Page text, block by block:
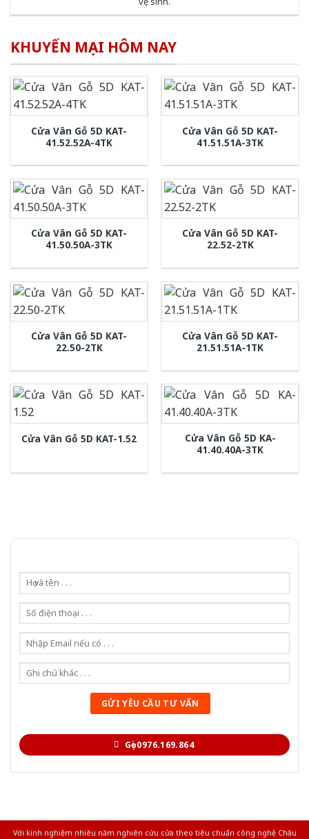
KHUYẾN MẠI HÔM NAY
Cửa Vân Gỗ 5D KAT-
41.52.52A-4TK
Cửa Vân Gỗ 5D KAT-
41.51.51A-3TK
Cửa Vân Gỗ 5D KAT-
41.50.50A-3TK
Cửa Vân Gỗ 5D KAT-
22.52-2TK
Cửa Vân Gỗ 5D KAT-
22.50-2TK
Cửa Vân Gỗ 5D KAT-
21.51.51A-1TK
Cửa Vân Gỗ 5D KAT-1.52
Cửa Vân Gỗ 5D KA-
41.40.40A-3TK
Gọi 0976.169.864
Với kinh nghiệm nhiêu năm nghiên cứu cửa theo tiêu chuẩn công nghệ Châu